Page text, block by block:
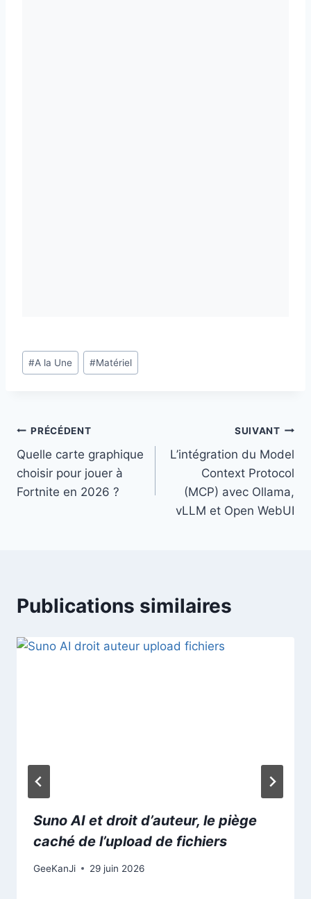
Étiquettes
de
#A la Une #Matériel
Navigation
de
l’article
PRÉCÉDENT
Quelle carte graphique
choisir pour jouer à
Fortnite en 2026 ?
SUIVANT
L’intégration du Model
Context Protocol
(MCP) avec Ollama,
vLLM et Open WebUI
Publications similaires
Suno AI et droit d’auteur, le piège
caché de l’upload de fichiers
GeeKanJi 29 juin 2026